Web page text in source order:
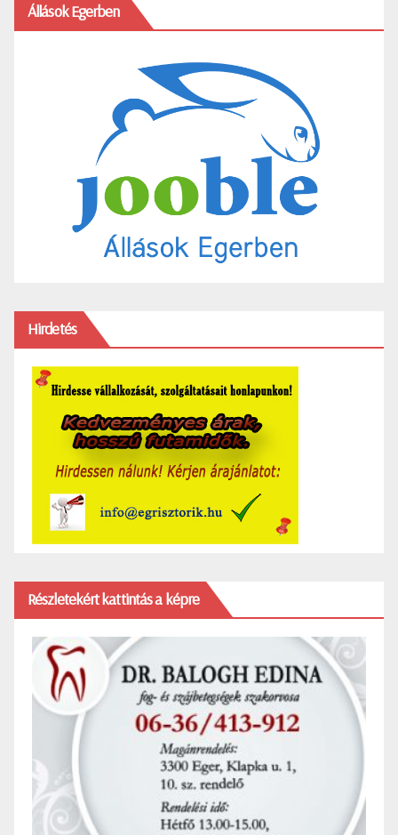
Állások Egerben
Hirdetés
Részletekért kattintás a képre